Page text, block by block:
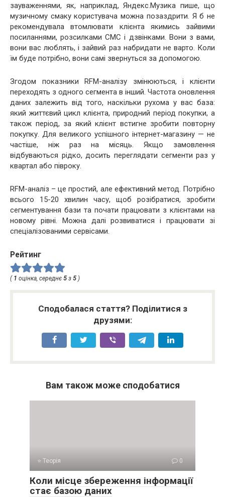
зауваженнями, як, наприклад, Яндекс.Музика пише, що
музичному смаку користувача можна позаздрити. Я б не
рекомендувала втомлювати клієнта якимись зайвими
посиланнями, розсилками СМС і дзвінками. Вони з вами,
вони вас люблять, і зайвий раз набридати не варто. Коли
їм буде потрібно, вони самі звернуться за допомогою.
Згодом показники RFM-аналізу змінюються, і клієнти
переходять з одного сегмента в інший. Частота оновлення
даних залежить від того, наскільки рухома у вас база:
який життєвий цикл клієнта, природний період покупки, а
також період, за який клієнт встигне зробити повторну
покупку. Для великого успішного інтернет-магазину — не
частіше, ніж раз на місяць. Якщо замовлення
відбуваються рідко, досить переглядати сегменти раз у
квартал або півроку.
RFM-аналіз – це простий, але ефективний метод. Потрібно
всього 15-20 хвилин часу, щоб розібратися, зробити
сегментування бази та почати працювати з клієнтами на
новому рівні. Можна далі розвиватися і працювати зі
спеціалізованими сервісами.
Рейтинг
( 1 оцінка, середнє 5 з 5 )
Сподобалася стаття? Поділитися з
друзями:
Вам також може сподобатися
⭐ Теорія 0
Коли місце збереження інформації
стає базою даних